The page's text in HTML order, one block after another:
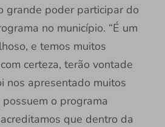
grande poder participar do
no município. “É um
e temos muitos
certeza, terão vontade
nos apresentado muitos
o programa
que dentro da